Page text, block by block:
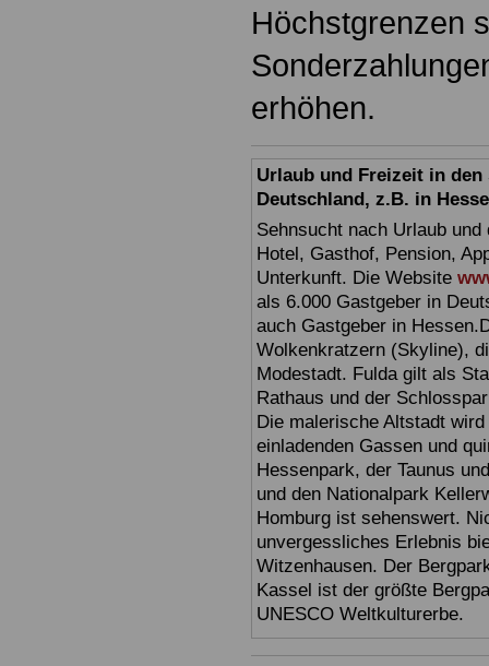
Höchstgrenzen
erhöhen.
Urlaub und Freizeit in
Deutschland, z.B. in
Sehnsucht nach Urlaub
Hotel, Gasthof, Pension,
Unterkunft. Die Website
als 6.000 Gastgeber in
auch Gastgeber in
Wolkenkratzern (Skyline),
Modestadt. Fulda gilt als
Rathaus und der
Die malerische Altstadt
einladenden Gassen und
Hessenpark, der Taunus
und den Nationalpark
Homburg ist sehenswert.
unvergessliches Erlebnis
Witzenhausen. Der
Kassel ist der größte
UNESCO Weltkulturerbe.